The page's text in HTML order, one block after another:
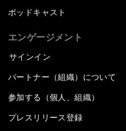
ポッドキャスト
エンゲージメント
サインイン
パートナー（組織）について
参加する（個人、組織）
プレスリリース登録